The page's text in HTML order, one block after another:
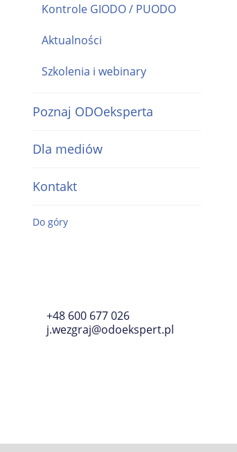
Kontrole GIODO / PUODO
Aktualności
Szkolenia i webinary
Poznaj ODOeksperta
Dla mediów
Kontakt
Do góry
+48 600 677 026
j.wezgraj@odoekspert.pl